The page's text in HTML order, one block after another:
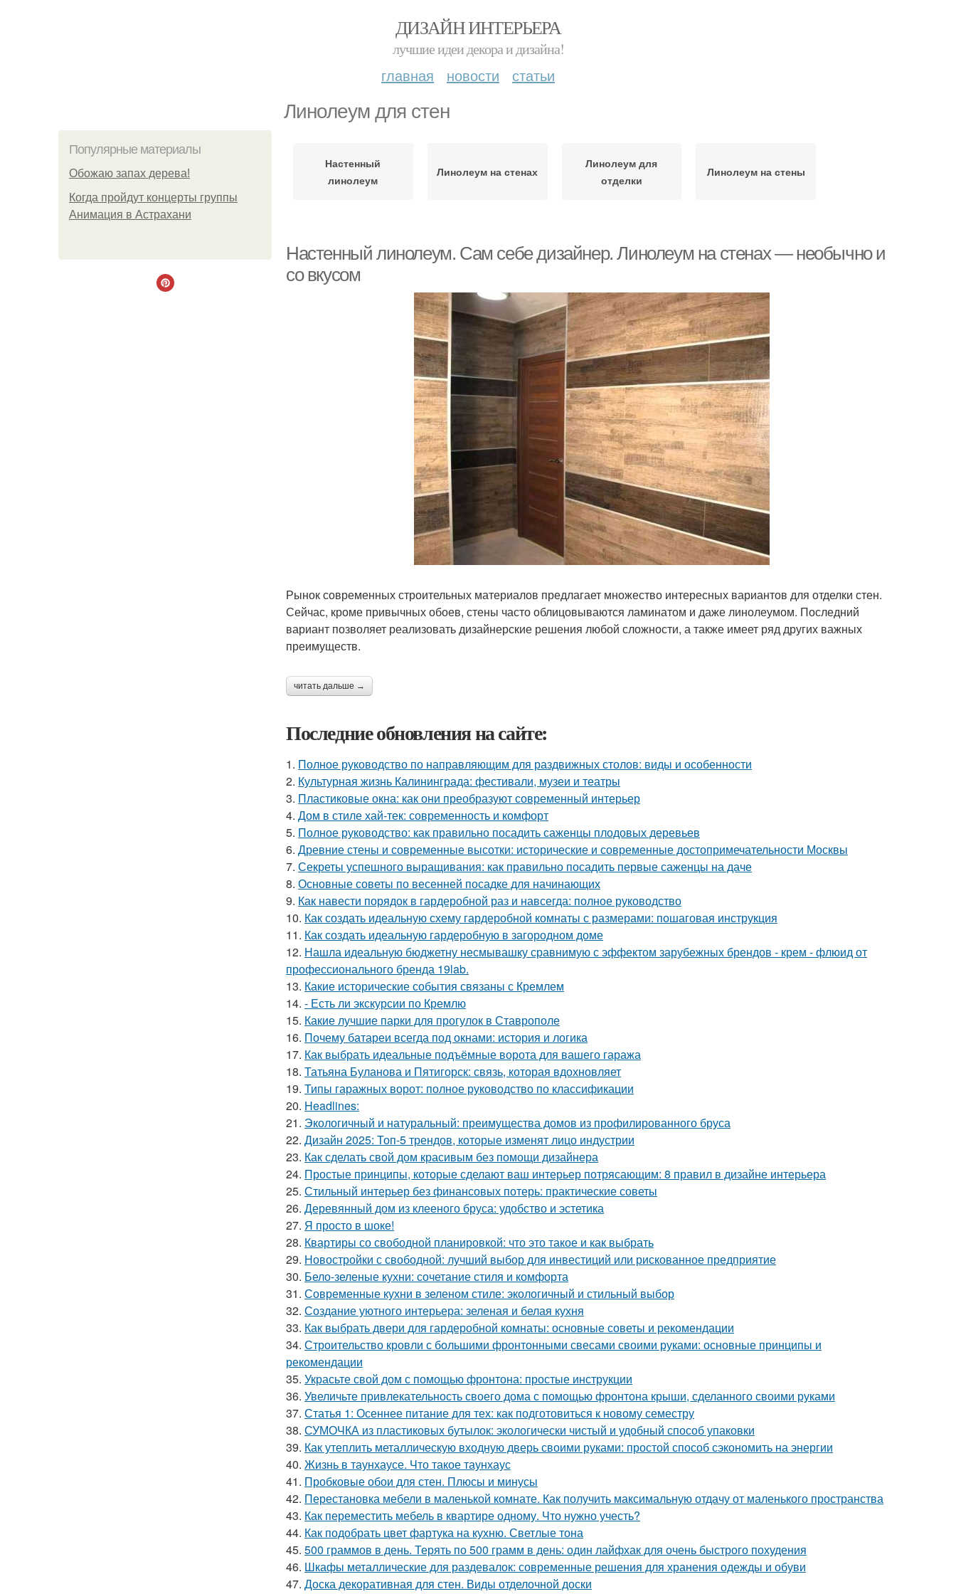
ДИЗАЙН ИНТЕРЬЕРА
лучшие идеи декора и дизайна!
главная новости статьи
Линолеум для стен
Популярные материалы
Обожaю зaпах деpева!
Когда пройдут концерты группы
Анимация в Астрахани
Настенный
линолеум
Линолеум на стенах
Линолеум для
отделки
Линолеум на стены
Настенный линолеум. Сам себе дизайнер. Линолеум на стенах — необычно и
со вкусом
Рынок современных строительных материалов предлагает множество интересных вариантов для отделки стен.
Сейчас, кроме привычных обоев, стены часто облицовываются ламинатом и даже линолеумом. Последний
вариант позволяет реализовать дизайнерские решения любой сложности, а также имеет ряд других важных
преимуществ.
читать дальше →
Последние обновления на сайте:
1. Полное руководство по направляющим для раздвижных столов: виды и особенности
2. Культурная жизнь Калининграда: фестивали, музеи и театры
3. Пластиковые окна: как они преобразуют современный интерьер
4. Дом в стиле хай-тек: современность и комфорт
5. Полное руководство: как правильно посадить саженцы плодовых деревьев
6. Древние стены и современные высотки: исторические и современные достопримечательности Москвы
7. Секреты успешного выращивания: как правильно посадить первые саженцы на даче
8. Основные советы по весенней посадке для начинающих
9. Как навести порядок в гардеробной раз и навсегда: полное руководство
10. Как создать идеальную схему гардеробной комнаты с размерами: пошаговая инструкция
11. Как создать идеальную гардеробную в загородном доме
12. Нашла идеальную бюджетну несмывашку сравнимую с эффектом зарубежных брендов - крем - флюид от
профессионального бренда 19lab.
13. Какие исторические события связаны с Кремлем
14. - Есть ли экскурсии по Кремлю
15. Какие лучшие парки для прогулок в Ставрополе
16. Почему батареи всегда под окнами: история и логика
17. Как выбрать идеальные подъёмные ворота для вашего гаража
18. Татьяна Буланова и Пятигорск: связь, которая вдохновляет
19. Типы гаражных ворот: полное руководство по классификации
20. Headlines:
21. Экологичный и натуральный: преимущества домов из профилированного бруса
22. Дизайн 2025: Топ-5 трендов, которые изменят лицо индустрии
23. Как сделать свой дом красивым без помощи дизайнера
24. Простые принципы, которые сделают ваш интерьер потрясающим: 8 правил в дизайне интерьера
25. Стильный интерьер без финансовых потерь: практические советы
26. Деревянный дом из клееного бруса: удобство и эстетика
27. Я просто в шоке!
28. Квартиры со свободной планировкой: что это такое и как выбрать
29. Новостройки с свободной: лучший выбор для инвестиций или рискованное предприятие
30. Бело-зеленые кухни: сочетание стиля и комфорта
31. Современные кухни в зеленом стиле: экологичный и стильный выбор
32. Создание уютного интерьера: зеленая и белая кухня
33. Как выбрать двери для гардеробной комнаты: основные советы и рекомендации
34. Строительство кровли с большими фронтонными свесами своими руками: основные принципы и
рекомендации
35. Украсьте свой дом с помощью фронтона: простые инструкции
36. Увеличьте привлекательность своего дома с помощью фронтона крыши, сделанного своими руками
37. Статья 1: Осеннее питание для тех: как подготовиться к новому семестру
38. СУМОЧКА из пластиковых бутылок: экологически чистый и удобный способ упаковки
39. Как утеплить металлическую входную дверь своими руками: простой способ сэкономить на энергии
40. Жизнь в таунхаусе. Что такое таунхаус
41. Пробковые обои для стен. Плюсы и минусы
42. Перестановка мебели в маленькой комнате. Как получить максимальную отдачу от маленького пространства
43. Как переместить мебель в квартире одному. Что нужно учесть?
44. Как подобрать цвет фартука на кухню. Светлые тона
45. 500 граммов в день. Терять по 500 грамм в день: один лайфхак для очень быстрого похудения
46. Шкафы металлические для раздевалок: современные решения для хранения одежды и обуви
47. Доска декоративная для стен. Виды отделочной доски